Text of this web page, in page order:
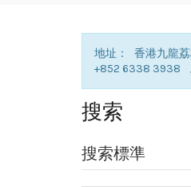
地址： 香港九龍
+852 6338 3938
搜索
搜索標準